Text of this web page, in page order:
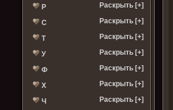
Р Раскрыть [+]
С Раскрыть [+]
Т Раскрыть [+]
У Раскрыть [+]
Ф Раскрыть [+]
Х Раскрыть [+]
Ч Раскрыть [+]